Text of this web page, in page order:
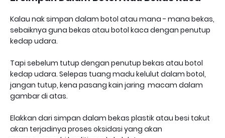
Kalau nak simpan dalam botol atau mana - mana bekas,
sebaiknya guna bekas atau botol kaca dengan penutup
kedap udara.
Tapi sebelum tutup dengan penutup bekas atau botol
kedap udara. Selepas tuang madu kelulut dalam botol,
jangan tutup, kena pasang kain jaring macam dalam
gambar di atas.
Elakkan dari simpan dalam bekas plastik atau besi takut
akan terjadinya proses oksidasi yang akan